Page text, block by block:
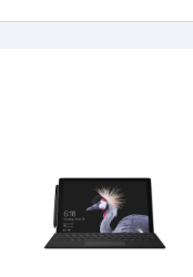
8GB
256GB